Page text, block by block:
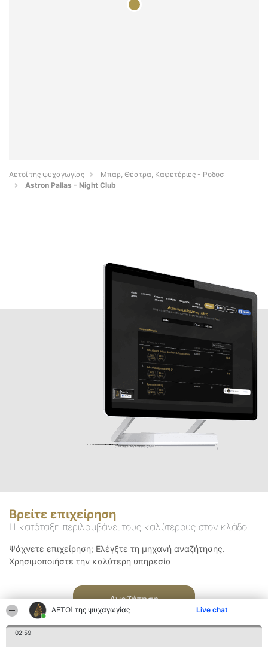
ΑΕΤΟΊ της ψυχαγωγίας Live chat
02:59
Αετοί της ψυχαγωγίας
Μπαρ, Θέατρα, Καφετέριες - Ροδοσ
Astron Pallas - Night Club
Βρείτε επιχείρηση
Η κατάταξη περιλαμβάνει τους καλύτερους στον κλάδο
Ψάχνετε επιχείρηση; Ελέγξτε τη μηχανή αναζήτησης.
Χρησιμοποιήστε την καλύτερη υπηρεσία
Αναζήτηση